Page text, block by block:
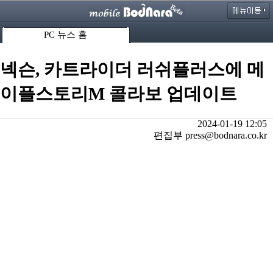
PC 뉴스 홈
넥슨, 카트라이더 러쉬플러스에 메
이플스토리M 콜라보 업데이트
2024-01-19 12:05
편집부 press@bodnara.co.kr